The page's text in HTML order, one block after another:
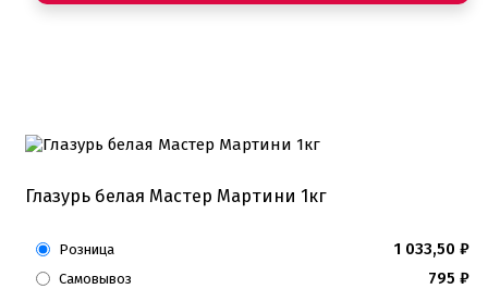
Глазурь белая Мастер Мартини 1кг
Розница 1 033,50 ₽
Самовывоз 795 ₽